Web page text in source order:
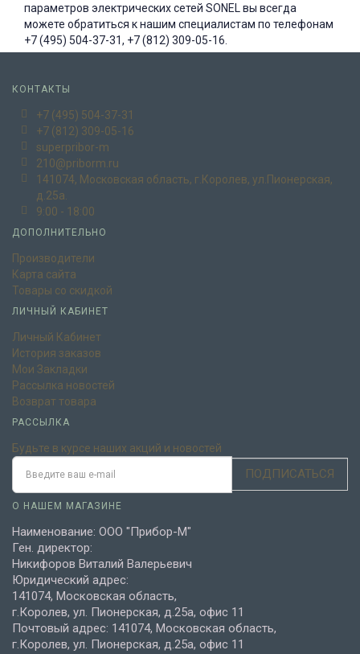
параметров электрических сетей SONEL вы всегда
можете обратиться к нашим специалистам по телефонам
+7 (495) 504-37-31, +7 (812) 309-05-16.
КОНТАКТЫ
+7 (495) 504-37-31
+7 (812) 309-05-16
superpribor-m
210@priborm.ru
141074, Московская область, г.Королев, ул.Пионерская,
д.25а.
9:00 - 18:00
ДОПОЛНИТЕЛЬНО
Производители
Карта сайта
Товары со скидкой
ЛИЧНЫЙ КАБИНЕТ
Личный Кабинет
История заказов
Мои Закладки
Рассылка новостей
Возврат товара
РАССЫЛКА
Будьте в курсе наших акций и новостей
ПОДПИСАТЬСЯ
О НАШЕМ МАГАЗИНЕ
Наименование: ООО "Прибор-М"
Ген. директор:
Никифоров Виталий Валерьевич
Юридический адрес:
141074, Московская область,
г.Королев, ул. Пионерская, д.25а, офис 11
Почтовый адрес: 141074, Московская область,
г.Королев, ул. Пионерская, д.25а, офис 11